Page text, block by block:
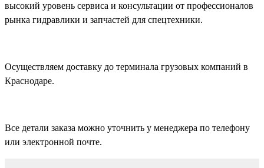
высокий уровень сервиса и консультации от профессионалов
рынка гидравлики и запчастей для спецтехники.
Осуществляем доставку до терминала грузовых компаний в
Краснодаре.
Все детали заказа можно уточнить у менеджера по телефону
или электронной почте.